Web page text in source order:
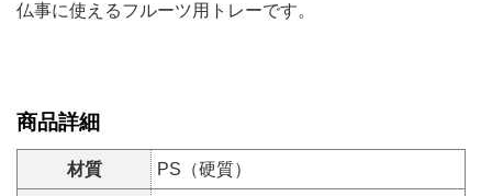
仏事に使えるフルーツ用トレーです。
商品詳細
材質 PS（硬質）